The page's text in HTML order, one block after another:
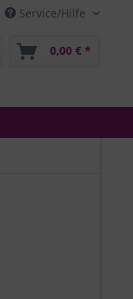
Service/Hilfe
0,00 € *